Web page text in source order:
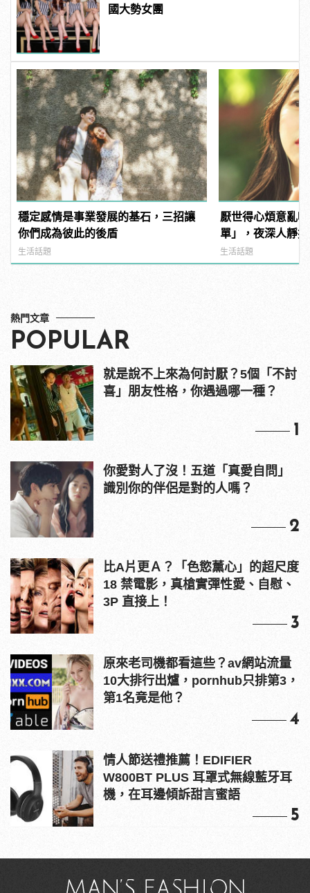
國大勢女團
穩定感情是事業發展的基石，三招讓
你們成為彼此的後盾
生活話題
厭世得心煩意亂
單」，夜深人靜
manfashion這樣
生活話題
熱門文章
POPULAR
就是說不上來為何討厭？5個「不討
喜」朋友性格，你遇過哪一種？
1
你愛對人了沒！五道「真愛自問」
識別你的伴侶是對的人嗎？
2
比A片更Ａ？「色慾薰心」的超尺度
18 禁電影，真槍實彈性愛、自慰、
3P 直接上！
3
原來老司機都看這些？av網站流量
10大排行出爐，pornhub只排第3，
第1名竟是他？
4
情人節送禮推薦！EDIFIER
W800BT PLUS 耳罩式無線藍牙耳
機，在耳邊傾訴甜言蜜語
5